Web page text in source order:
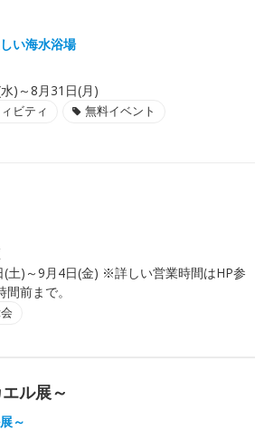
い海水浴場
)～8月31日(月)
ビティ 無料イベント
(土)～9月4日(金) ※詳しい営業時間はHP参
前まで。
ル展～
～